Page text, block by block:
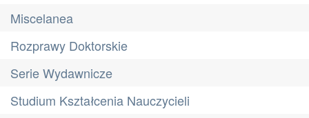
Miscelanea
Rozprawy Doktorskie
Serie Wydawnicze
Studium Kształcenia Nauczycieli